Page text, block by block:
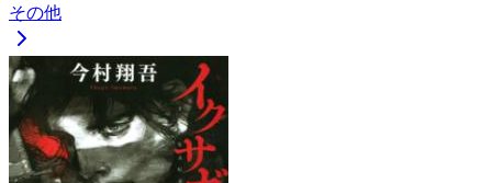
その他